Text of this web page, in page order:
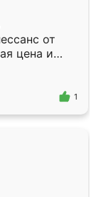
от
цена и
1